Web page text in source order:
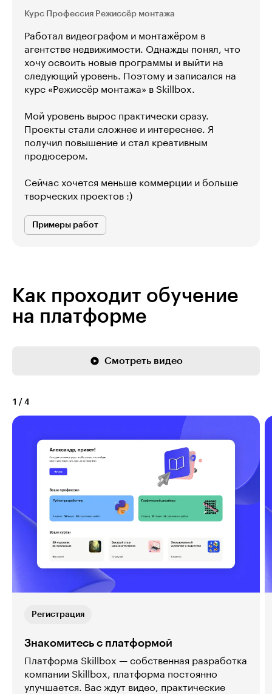
Курс Профессия Режиссёр монтажа
Работал видеографом и монтажёром в
агентстве недвижимости. Однажды понял, что
хочу освоить новые программы и выйти на
следующий уровень. Поэтому и записался на
курс «Режиссёр монтажа» в Skillbox.
Мой уровень вырос практически сразу.
Проекты стали сложнее и интереснее. Я
получил повышение и стал креативным
продюсером.
Сейчас хочется меньше коммерции и больше
творческих проектов :)
Примеры работ
Как проходит обучение
на платформе
Смотреть видео
1 / 4
Регистрация
Знакомитесь с платформой
Платформа Skillbox — собственная разработка
компании Skillbox, платформа постоянно
улучшается. Вас ждут видео, практические